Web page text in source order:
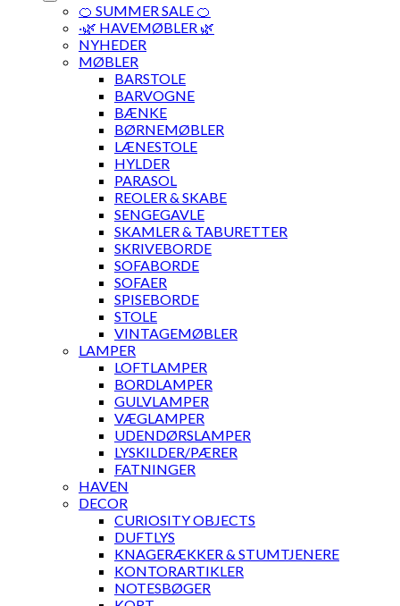
🍊 SUMMER SALE 🍊
·🌿 HAVEMØBLER 🌿
NYHEDER
MØBLER
BARSTOLE
BARVOGNE
BÆNKE
BØRNEMØBLER
LÆNESTOLE
HYLDER
PARASOL
REOLER & SKABE
SENGEGAVLE
SKAMLER & TABURETTER
SKRIVEBORDE
SOFABORDE
SOFAER
SPISEBORDE
STOLE
VINTAGEMØBLER
LAMPER
LOFTLAMPER
BORDLAMPER
GULVLAMPER
VÆGLAMPER
UDENDØRSLAMPER
LYSKILDER/PÆRER
FATNINGER
HAVEN
DECOR
CURIOSITY OBJECTS
DUFTLYS
KNAGERÆKKER & STUMTJENERE
KONTORARTIKLER
NOTESBØGER